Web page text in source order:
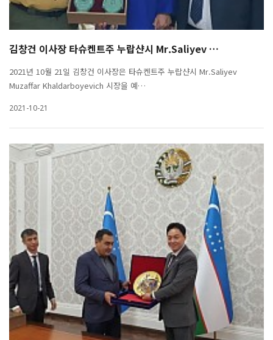
김창건 이사장 타슈켄트주 누랍샨시 Mr.Saliyev …
2021년 10월 21일 김창건 이사장은 타슈켄트주 누랍샨시 Mr.Saliyev
Muzaffar Khaldarboyevich 시장을 예…
2021-10-21